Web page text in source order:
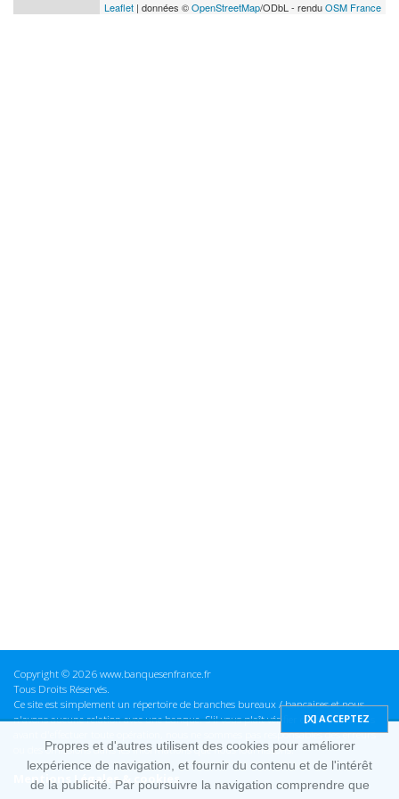
Leaflet | données ©OpenStreetMap/ODbL - renduOSM France
Copyright © 2026 www.banquesenfrance.fr
Tous Droits Réservés.
Ce site est simplement un répertoire de branches bureaux / bancaires et nous
n'avons aucune relation avec une banque. S'il vous plaît vérifier ces informations
avant d'effectuer toute opération, nous ne sommes pas responsables des erreurs
ou des omissions dans les informations que nous fournissons.
Mentions Légales & cookies
Propres et d'autres utilisent des cookies pour améliorer
lexpérience de navigation, et fournir du contenu et de l'intérêt
de la publicité. Par poursuivre la navigation comprendre que